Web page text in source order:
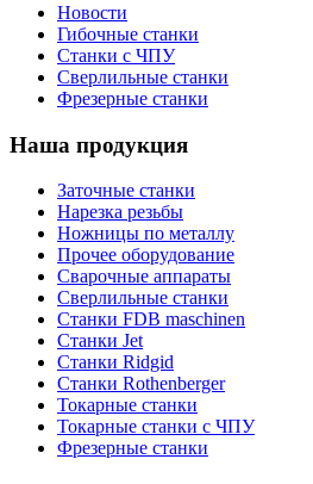
Новости
Гибочные станки
Станки с ЧПУ
Сверлильные станки
Фрезерные станки
Наша продукция
Заточные станки
Нарезка резьбы
Ножницы по металлу
Прочее оборудование
Сварочные аппараты
Сверлильные станки
Станки FDB maschinen
Станки Jet
Станки Ridgid
Станки Rothenberger
Токарные станки
Токарные станки с ЧПУ
Фрезерные станки